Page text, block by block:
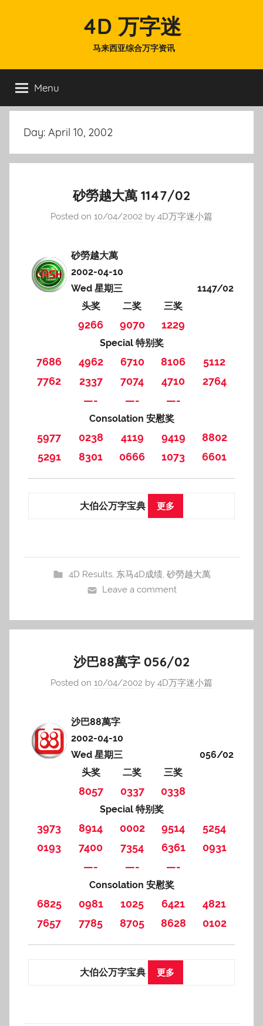
4D 万字迷
马来西亚综合万字资讯
Menu
Day: April 10, 2002
砂勞越大萬 1147/02
Posted on 10/04/2002 by 4D万字迷小篇
砂勞越大萬
2002-04-10
Wed 星期三
1147/02
头奖
二奖 三奖
9266 9070 1229
Special 特别奖
7686 4962 6710 8106
5112
7762
2337 7074 4710
2764
—-
—- —-
Consolation 安慰奖
5977 0238 4119 9419
8802
5291
8301 0666 1073 6601
大伯公万字宝典 更多
4D Results, 东马4D成绩, 砂勞越大萬
Leave a comment
沙巴88萬字 056/02
Posted on 10/04/2002 by 4D万字迷小篇
沙巴88萬字
2002-04-10
Wed 星期三
056/02
头奖
二奖 三奖
8057 0337 0338
Special 特别奖
3973 8914 0002 9514
5254
0193
7400 7354 6361
0931
—-
—- —-
Consolation 安慰奖
6825 0981 1025 6421
4821
7657
7785 8705 8628 0102
大伯公万字宝典 更多